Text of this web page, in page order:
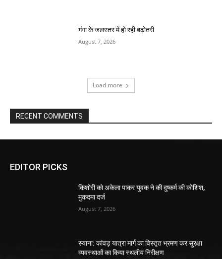
गंगा के जलस्तर में हो रही बढ़ोतरी
August 7, 2026
Load more
RECENT COMMENTS
EDITOR PICKS
किशोरी को अकेला पाकर युवक ने की दुष्कर्म की कोशिश,
मुकदमा दर्ज
August 7, 2026
स्याना: कांवड़ यात्रा मार्ग का विस्तृत भ्रमण कर सुरक्षा
व्यवस्थाओं का किया स्थलीय निरीक्षण